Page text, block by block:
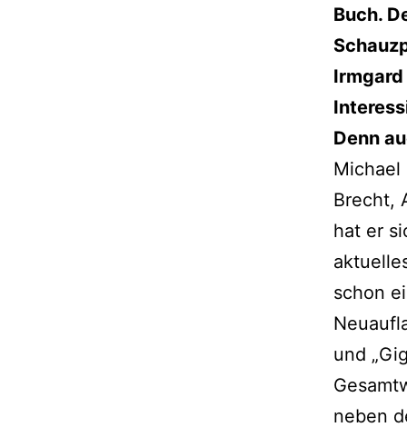
Buch.
Irmgard
Denn
Michael
Brecht,
hat er
schon
und
neben